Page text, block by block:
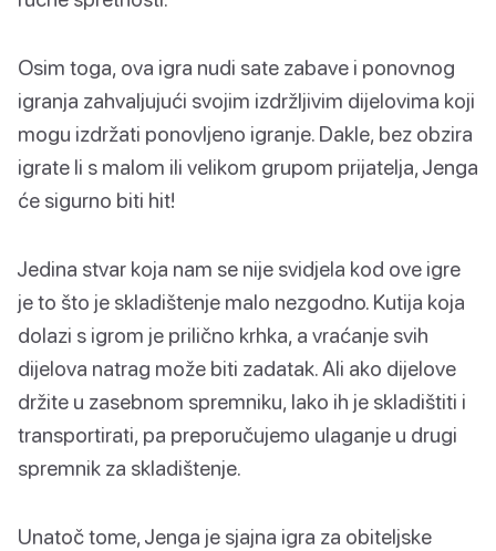
Osim toga, ova igra nudi sate zabave i ponovnog
igranja zahvaljujući svojim izdržljivim dijelovima koji
mogu izdržati ponovljeno igranje. Dakle, bez obzira
igrate li s malom ili velikom grupom prijatelja, Jenga
će sigurno biti hit!
Jedina stvar koja nam se nije svidjela kod ove igre
je to što je skladištenje malo nezgodno. Kutija koja
dolazi s igrom je prilično krhka, a vraćanje svih
dijelova natrag može biti zadatak. Ali ako dijelove
držite u zasebnom spremniku, lako ih je skladištiti i
transportirati, pa preporučujemo ulaganje u drugi
spremnik za skladištenje.
Unatoč tome, Jenga je sjajna igra za obiteljske